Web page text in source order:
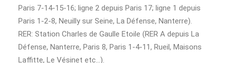
Paris 7-14-15-16; ligne 2 depuis Paris 17; ligne 1 depuis
Paris 1-2-8, Neuilly sur Seine, La Défense, Nanterre).
RER: Station Charles de Gaulle Etoile (RER A depuis La
Défense, Nanterre, Paris 8, Paris 1-4-11, Rueil, Maisons
Laffitte, Le Vésinet etc…).